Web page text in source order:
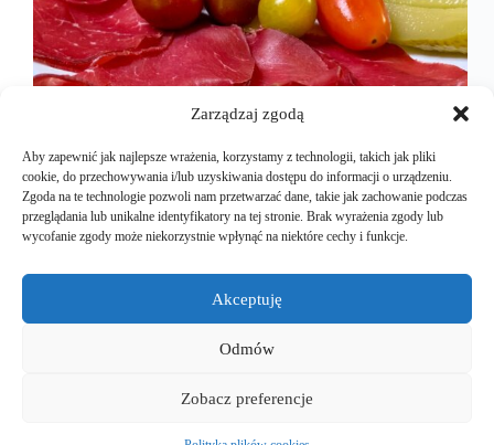
Zarządzaj zgodą
Aby zapewnić jak najlepsze wrażenia, korzystamy z technologii, takich jak pliki
cookie, do przechowywania i/lub uzyskiwania dostępu do informacji o urządzeniu.
Zgoda na te technologie pozwoli nam przetwarzać dane, takie jak zachowanie podczas
przeglądania lub unikalne identyfikatory na tej stronie. Brak wyrażenia zgody lub
wycofanie zgody może niekorzystnie wpłynąć na niektóre cechy i funkcje.
Akceptuję
Odmów
Zobacz preferencje
Zawsze, kiedy jedziemy do Włoch czy Francji,
wina. Jednak picie samego wina to czynność dość
smutna. Dlatego zawsze mamy w naszej lodówce
coś, co będzie pasować do wina. Nieważne czy
2024-11-11